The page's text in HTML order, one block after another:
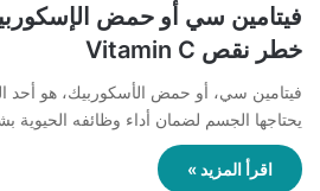
فيتامين سي أو حمض
خطر نقص Vitamin C
فيتامين سي، أو حمض الأسكوربيك، هو أحد
يحتاجها الجسم لضمان أداء وظائفه
اقرأ المزيد »